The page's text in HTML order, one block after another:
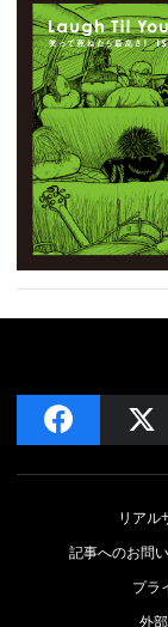
facebook
リアル
記事へのお問
プラ
外